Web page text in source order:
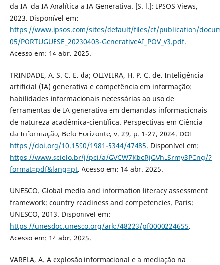
da IA: da IA Analítica à IA Generativa. [S. l.]: IPSOS Views,
2023. Disponível em:
https://www.ipsos.com/sites/default/files/ct/publication/
05/PORTUGUESE_20230403-GenerativeAI_POV_v3.pdf.
Acesso em: 14 abr. 2025.
TRINDADE, A. S. C. E. da; OLIVEIRA, H. P. C. de. Inteligência
artificial (IA) generativa e competência em informação:
habilidades informacionais necessárias ao uso de
ferramentas de IA generativa em demandas informacionais
de natureza acadêmica-científica. Perspectivas em Ciência
da Informação, Belo Horizonte, v. 29, p. 1-27, 2024. DOI:
https://doi.org/10.1590/1981-5344/47485. Disponível em:
https://www.scielo.br/j/pci/a/GVCW7KbcRjGVhLSrmy3PCng/?
format=pdf&lang=pt. Acesso em: 14 abr. 2025.
UNESCO. Global media and information literacy assessment
framework: country readiness and competencies. Paris:
UNESCO, 2013. Disponível em:
https://unesdoc.unesco.org/ark:/48223/pf0000224655.
Acesso em: 14 abr. 2025.
VARELA, A. A explosão informacional e a mediação na